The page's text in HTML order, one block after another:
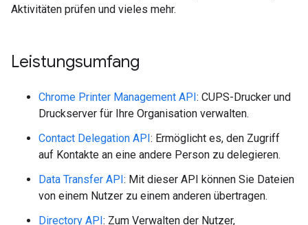
Aktivitäten prüfen und vieles mehr.
Leistungsumfang
Chrome Printer Management API: CUPS-Drucker und
Druckserver für Ihre Organisation verwalten.
Contact Delegation API: Ermöglicht es, den Zugriff
auf Kontakte an eine andere Person zu delegieren.
Data Transfer API: Mit dieser API können Sie Dateien
von einem Nutzer zu einem anderen übertragen.
Directory API: Zum Verwalten der Nutzer,